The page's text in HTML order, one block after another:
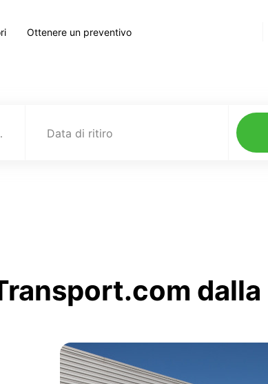
Ottenere un preventivo
Data di ritiro
dalla